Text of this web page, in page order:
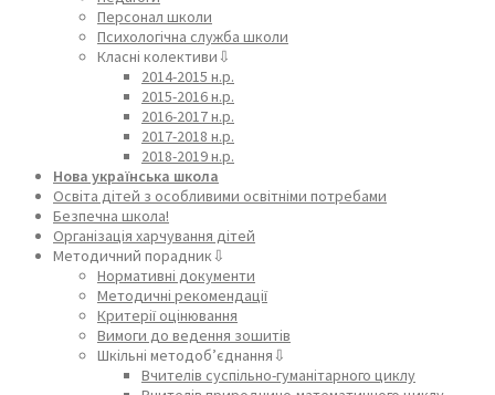
Персонал школи
Психологічна служба школи
Класні колективи⇩
2014-2015 н.р.
2015-2016 н.р.
2016-2017 н.р.
2017-2018 н.р.
2018-2019 н.р.
Нова українська школа
Освіта дітей з особливими освітніми потребами
Безпечна школа!
Організація харчування дітей
Методичний порадник⇩
Нормативні документи
Методичні рекомендації
Критерії оцінювання
Вимоги до ведення зошитів
Шкільні методоб’єднання⇩
Вчителів суспільно-гуманітарного циклу